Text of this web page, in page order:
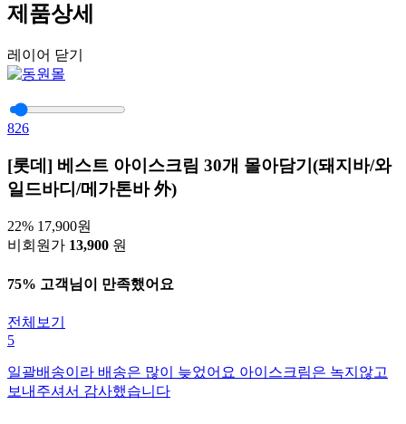
제품상세
레이어 닫기
826
[롯데] 베스트 아이스크림 30개 몰아담기(돼지바/와
일드바디/메가톤바 外)
22% 17,900원
비회원가 13,900 원
75% 고객님이 만족했어요
전체보기
5
일괄배송이라 배송은 많이 늦었어요 아이스크림은 녹지않고
보내주셔서 감사했습니다